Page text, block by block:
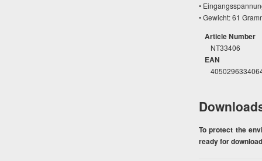
•
• Gewicht: 61
Article Number
NT33406
EAN
To protect the
ready for